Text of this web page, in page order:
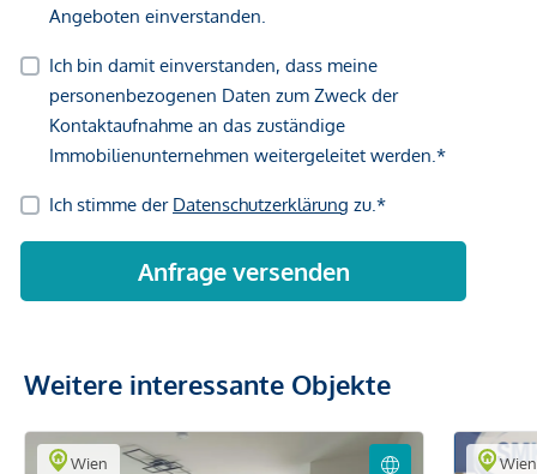
Weitere interessante Objekte
Wien Wien